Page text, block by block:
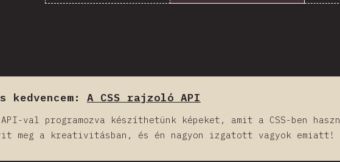
kedvencem: A CSS rajzoló API
val programozva készíthetünk képeket, amit a CSS-ben
meg a kreativitásban, és én nagyon izgatott vagyok emiatt!